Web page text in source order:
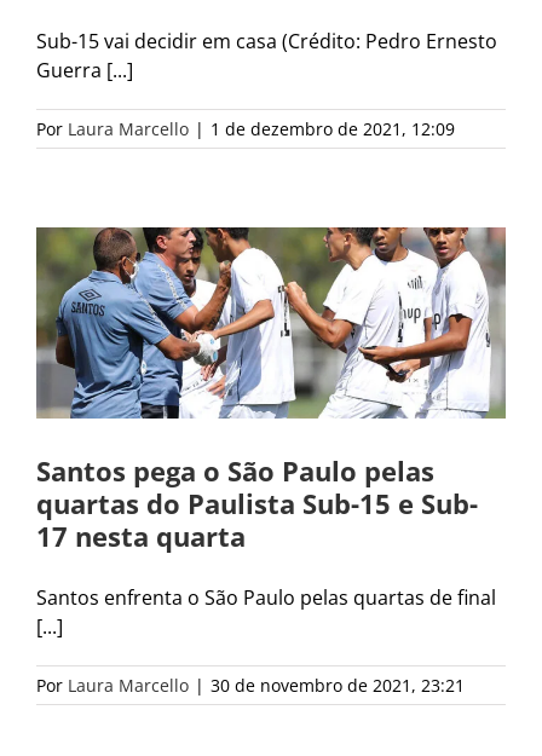
Sub-15 vai decidir em casa (Crédito: Pedro Ernesto
Guerra [...]
Por Laura Marcello | 1 de dezembro de 2021, 12:09
Santos pega o São Paulo pelas
quartas do Paulista Sub-15 e Sub-
17 nesta quarta
Santos enfrenta o São Paulo pelas quartas de final
[...]
Por Laura Marcello | 30 de novembro de 2021, 23:21